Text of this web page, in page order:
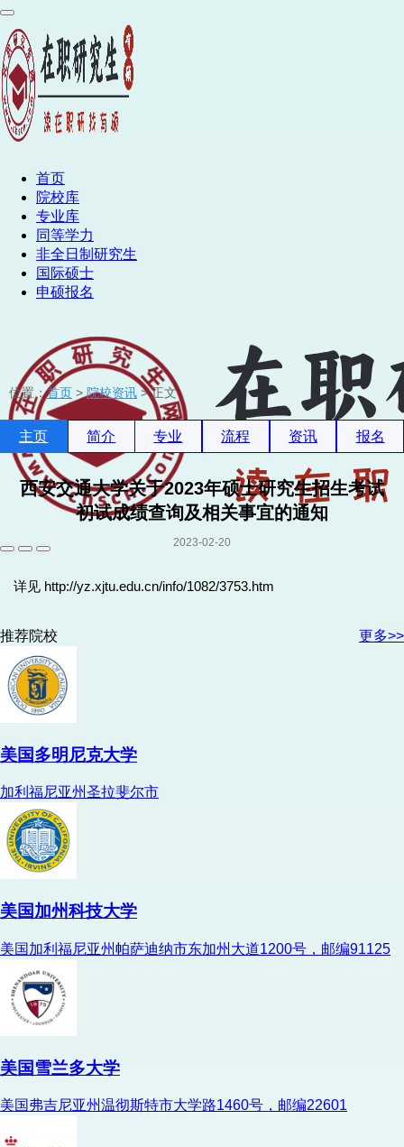
首页
院校库
专业库
同等学力
非全日制研究生
国际硕士
申硕报名
位置：首页 >院校资讯 > 正文
主页 简介 专业 流程 资讯 报名
西安交通大学关于2023年硕士研究生招生考试
初试成绩查询及相关事宜的通知
2023-02-20
详见 http://yz.xjtu.edu.cn/info/1082/3753.htm
推荐院校 更多>>
美国多明尼克大学
加利福尼亚州圣拉斐尔市
美国加州科技大学
美国加利福尼亚州帕萨迪纳市东加州大道1200号，邮编91125
美国雪兰多大学
美国弗吉尼亚州温彻斯特市大学路1460号，邮编22601